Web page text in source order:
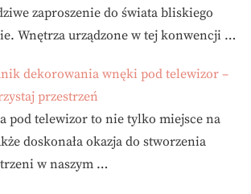
zaproszenie do świata bliskiego
Wnętrza urządzone w tej konwencji …
dekorowania wnęki pod telewizor –
przestrzeń
pod telewizor to nie tylko miejsce na
doskonała okazja do stworzenia
w naszym …